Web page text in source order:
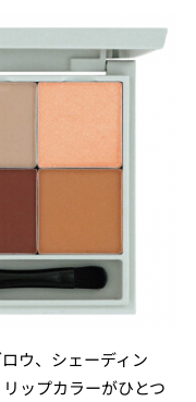
ウ、シェーディン
ップカラーがひとつ